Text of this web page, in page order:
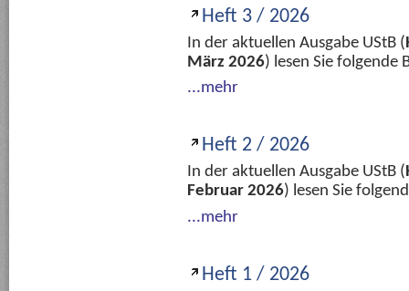
Heft 3 / 2026
In der aktuellen Ausgabe UStB (
März 2026) lesen Sie folgende
...mehr
Heft 2 / 2026
In der aktuellen Ausgabe UStB (
Februar 2026) lesen Sie
...mehr
Heft 1 / 2026